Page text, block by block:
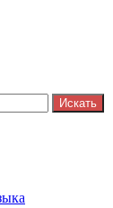
Искать